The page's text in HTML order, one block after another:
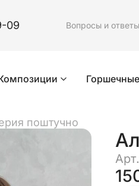
09 Вопросы и ответы
Горшечные
поштучно